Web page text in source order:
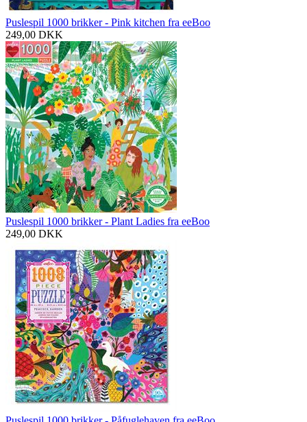
Puslespil 1000 brikker - Pink kitchen fra eeBoo
249,00 DKK
Puslespil 1000 brikker - Plant Ladies fra eeBoo
249,00 DKK